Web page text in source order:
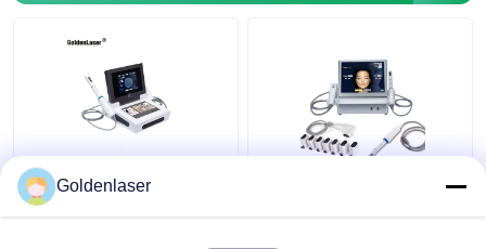
2D 3D 7D HIFU স্লিমিং
মেশিন বডি পোর্টেবল ফ্যাট ফ্রিজিং
2 ইন 1 4d হিফু মেশিন ফেস ফর
Goldenlaser